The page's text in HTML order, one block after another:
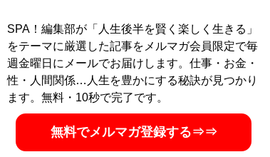
び、現場で知ることを大切にしている
記事一覧へ
SPA！編集部が「人生後半を賢く楽しく生きる」
をテーマに厳選した記事をメルマガ会員限定で毎
週金曜日にメールでお届けします。仕事・お金・
性・人間関係…人生を豊かにする秘訣が見つかり
ます。無料・10秒で完了です。
無料でメルマガ登録する⇒⇒